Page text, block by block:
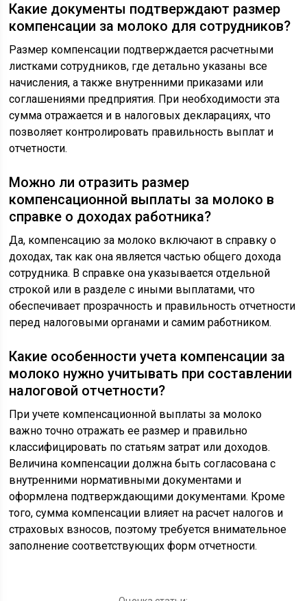
Какие документы подтверждают размер
компенсации за молоко для сотрудников?
Размер компенсации подтверждается расчетными
листками сотрудников, где детально указаны все
начисления, а также внутренними приказами или
соглашениями предприятия. При необходимости эта
сумма отражается и в налоговых декларациях, что
позволяет контролировать правильность выплат и
отчетности.
Можно ли отразить размер
компенсационной выплаты за молоко в
справке о доходах работника?
Да, компенсацию за молоко включают в справку о
доходах, так как она является частью общего дохода
сотрудника. В справке она указывается отдельной
строкой или в разделе с иными выплатами, что
обеспечивает прозрачность и правильность отчетности
перед налоговыми органами и самим работником.
Какие особенности учета компенсации за
молоко нужно учитывать при составлении
налоговой отчетности?
При учете компенсационной выплаты за молоко
важно точно отражать ее размер и правильно
классифицировать по статьям затрат или доходов.
Величина компенсации должна быть согласована с
внутренними нормативными документами и
оформлена подтверждающими документами. Кроме
того, сумма компенсации влияет на расчет налогов и
страховых взносов, поэтому требуется внимательное
заполнение соответствующих форм отчетности.